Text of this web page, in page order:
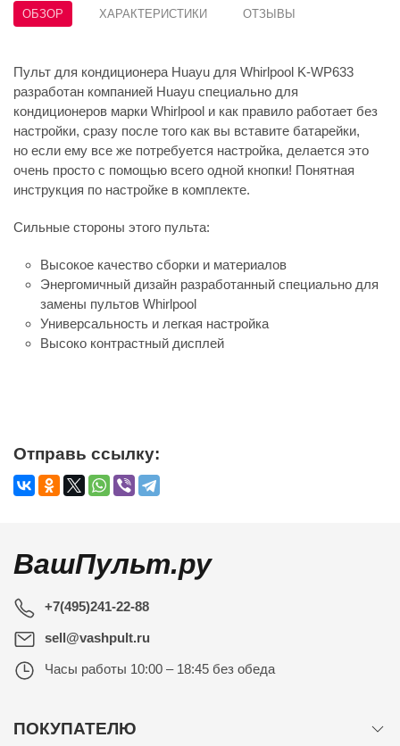
ОБЗОР ХАРАКТЕРИСТИКИ ОТЗЫВЫ
Пульт для кондиционера Huayu для Whirlpool K-WP633
разработан компанией Huayu специально для
кондиционеров марки Whirlpool и как правило работает без
настройки, сразу после того как вы вставите батарейки,
но если ему все же потребуется настройка, делается это
очень просто с помощью всего одной кнопки! Понятная
инструкция по настройке в комплекте.
Сильные стороны этого пульта:
Высокое качество сборки и материалов
Энергомичный дизайн разработанный специально для
замены пультов Whirlpool
Универсальность и легкая настройка
Высоко контрастный дисплей
Отправь ссылку:
ВашПульт.ру
+7(495)241-22-88
sell@vashpult.ru
Часы работы 10:00 – 18:45 без обеда
ПОКУПАТЕЛЮ